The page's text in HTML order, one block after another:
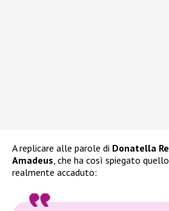
A replicare alle parole di Donatella
Amadeus , che ha così spiegato
realmente accaduto: